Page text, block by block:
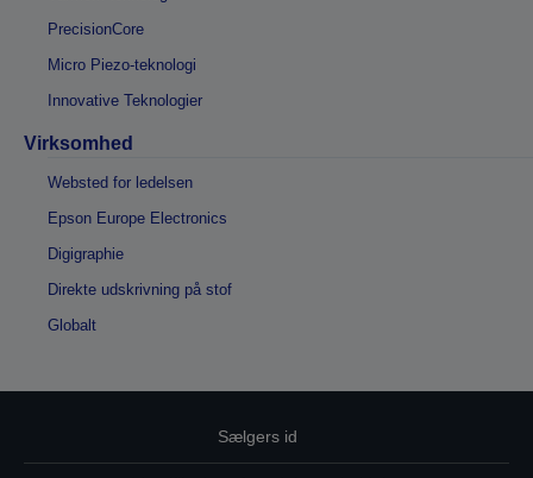
PrecisionCore
Micro Piezo-teknologi
Innovative Teknologier
Virksomhed
Websted for ledelsen
Epson Europe Electronics
Digigraphie
Direkte udskrivning på stof
Globalt
Sælgers id